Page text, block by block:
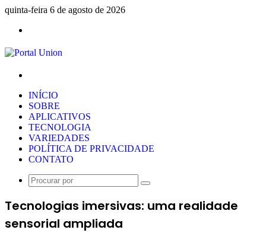
quinta-feira 6 de agosto de 2026
INÍCIO
SOBRE
APLICATIVOS
TECNOLOGIA
VARIEDADES
POLÍTICA DE PRIVACIDADE
CONTATO
Procurar
Tecnologias imersivas: uma realidade
sensorial ampliada